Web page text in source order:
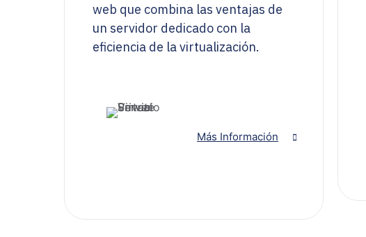
web que combina las ventajas de
un servidor dedicado con la
eficiencia de la virtualización.
Más Información